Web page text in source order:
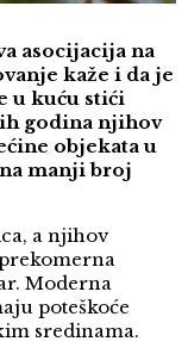
asocijacija na
kaže i da je
u kuću stići
godina njihov
objekata u
manji broj
a njihov
Moderna
poteškoće
sredinama.